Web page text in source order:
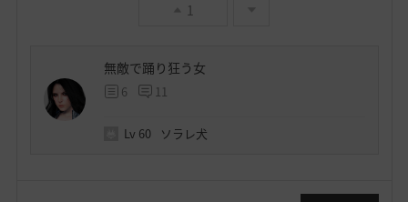
1
無敵で踊り狂う女
6 11
Lv 60 ソラレ犬